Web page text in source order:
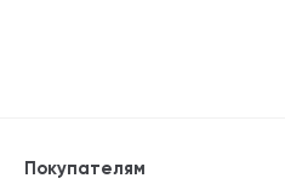
Покупателям